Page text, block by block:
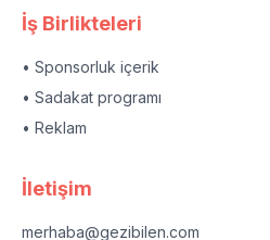
İş Birlikteleri
• Sponsorluk içerik
• Sadakat programı
• Reklam
İletişim
merhaba@gezibilen.com